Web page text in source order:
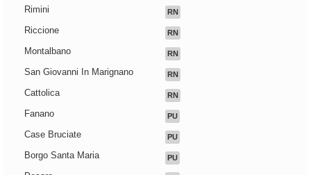
Rimini RN
Riccione RN
Montalbano RN
San Giovanni In Marignano RN
Cattolica RN
Fanano PU
Case Bruciate PU
Borgo Santa Maria PU